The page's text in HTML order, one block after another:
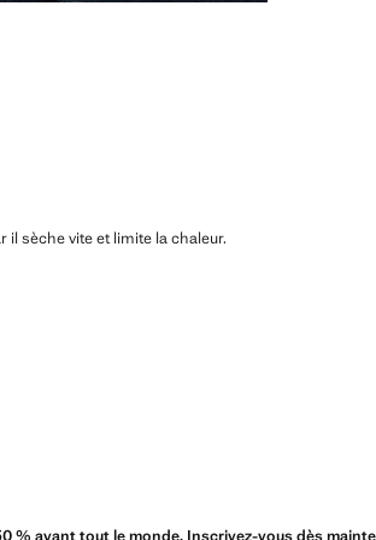
sèche vite et limite la chaleur.
% avant tout le monde. Inscrivez-vous dès